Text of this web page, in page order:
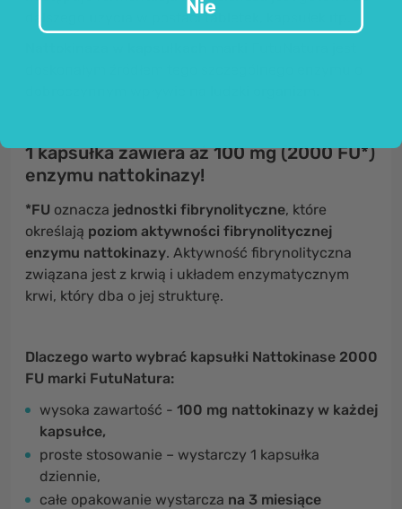
dalszego użycia w postaci tabletek, kapsułek itp.
1 kapsułka zawiera aż 100 mg (2000 FU*)
enzymu nattokinazy!
*FU oznacza jednostki fibrynolityczne, które
określają poziom aktywności fibrynolitycznej
enzymu nattokinazy. Aktywność fibrynolityczna
związana jest z krwią i układem enzymatycznym
krwi, który dba o jej strukturę.
Dlaczego warto wybrać kapsułki Nattokinase 2000
FU marki FutuNatura:
wysoka zawartość - 100 mg nattokinazy w każdej
kapsułce,
proste stosowanie – wystarczy 1 kapsułka
dziennie,
całe opakowanie wystarcza na 3 miesiące
Nie